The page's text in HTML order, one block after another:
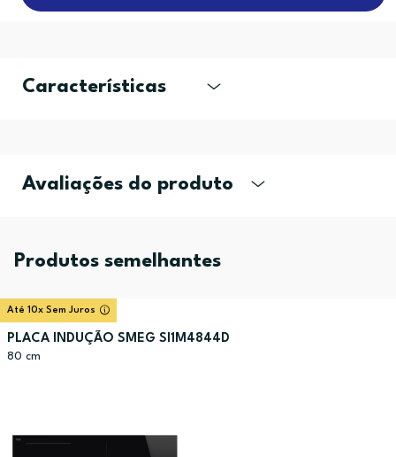
Características
Avaliações do produto
Produtos semelhantes
Até 10x Sem Juros
PLACA INDUÇÃO SMEG SI1M4844D
80 cm